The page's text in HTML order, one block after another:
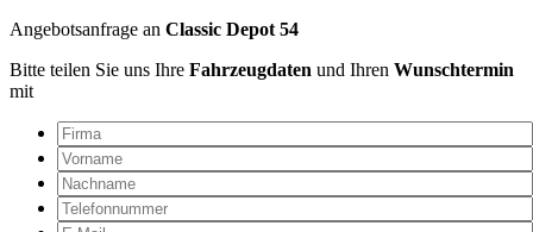
Angebotsanfrage an Classic Depot 54
Bitte teilen Sie uns Ihre Fahrzeugdaten und Ihren Wunschtermin
mit